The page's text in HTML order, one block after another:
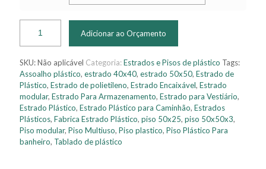
Adicionar ao Orçamento
SKU:Não aplicável Categoria:Estrados e Pisos de plástico Tags:
Assoalho plástico, estrado 40x40, estrado 50x50, Estrado de
Plástico, Estrado de polietileno, Estrado Encaixável, Estrado
modular, Estrado Para Armazenamento, Estrado para Vestiário,
Estrado Plástico, Estrado Plástico para Caminhão, Estrados
Plásticos, Fabrica Estrado Plástico, piso 50x25, piso 50x50x3,
Piso modular, Piso Multiuso, Piso plastico, Piso Plástico Para
banheiro, Tablado de plástico